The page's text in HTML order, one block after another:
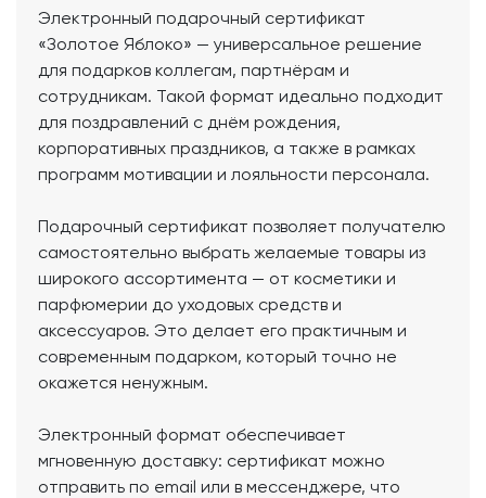
Электронный подарочный сертификат
«Золотое Яблоко» — универсальное решение
для подарков коллегам, партнёрам и
сотрудникам. Такой формат идеально подходит
для поздравлений с днём рождения,
корпоративных праздников, а также в рамках
программ мотивации и лояльности персонала.
Подарочный сертификат позволяет получателю
самостоятельно выбрать желаемые товары из
широкого ассортимента — от косметики и
парфюмерии до уходовых средств и
аксессуаров. Это делает его практичным и
современным подарком, который точно не
окажется ненужным.
Электронный формат обеспечивает
мгновенную доставку: сертификат можно
отправить по email или в мессенджере, что